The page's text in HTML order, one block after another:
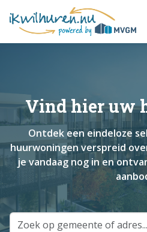
Vind hier uw
Ontdek een eindeloze
huurwoningen verspreid
je vandaag nog in en
Zoek op gemeente of adres...